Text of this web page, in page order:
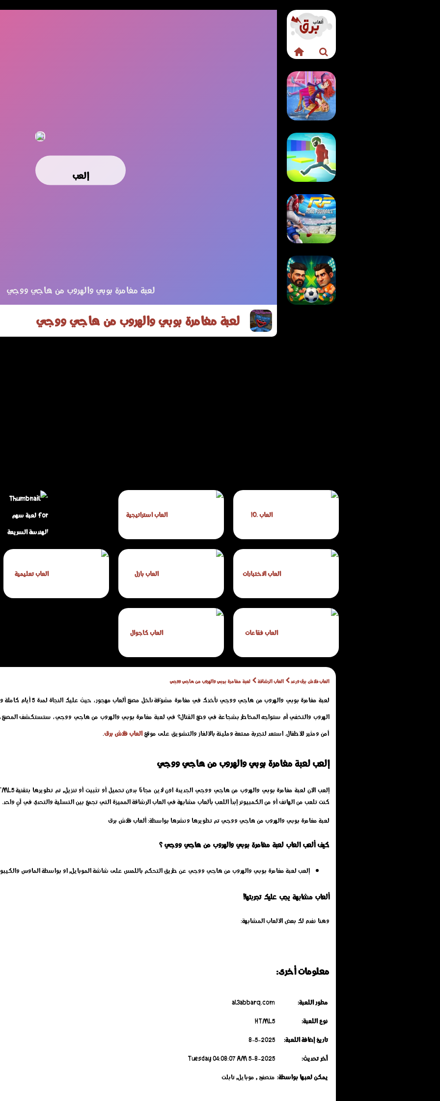
لعبة مغامرة بوبي والهروب من هاجي ووجي
لعبة تلبيس أميرات
التزلج على الجليد
لعبة باركور
المستحيل
لعبة كرة القدم
الحقيقية
السريعة
العاب .IO العاب استراتيجية
العاب الاختبارات العاب بازل العاب تعليمية
العاب فقاعات العاب كاجوال
العاب فلاش برق ورعد العاب الرشاقة لعبة مغامرة بوبي والهروب من هاجي ووجي
لعبة مغامرة بوبي والهروب من هاجي
الهروب والتخفي أم ستواجه المخاطر بشجاعة في وضع القتال؟ في لعبة مغامرة بوبي والهروب من هاجي ووجي، ستستكشف المصنع،
آمن ومثير للأطفال. استعد لتجربة ممتعة ومليئة بالألغاز والتشويق على موقعالعاب فلاش برق.
إلعب لعبة مغامرة بوبي والهروب من هاجي ووجي
كنت تلعب من الهاتف أو من الكمبيوتر إبدأ اللعب بألعاب مشابهة في العاب الرشاقة المميزة التي تجمع بين التسلية والتحدي في آنٍ واحد.
لعبة مغامرة بوبي والهروب من هاجي ووجي تم تطويرها ونشرها بواسطة: ألعاب فلاش برق
كيف ألعب العاب لعبة مغامرة بوبي والهروب من هاجي ووجي ؟
إلعب لعبة مغامرة بوبي والهروب من هاجي ووجي عن طريق التحكم باللمس على شاشة الموبايل, او بواسطة الماوس
ألعاب مشابهة يجب عليك تجربتها!
وهنا نفدم لك بعض الألعاب المشابهة:
معلومات أخرى:
مطور اللعبة:
al3abbarq.com
نوع اللعبة:
HTML5
تاريخ إضافة اللعبة:
8-5-2025
آخر تحديث:
5-8-2025 Tuesday 04:08:07 AM
يمكن لعبها بواسطة: متصفح , موبايل, تابلت